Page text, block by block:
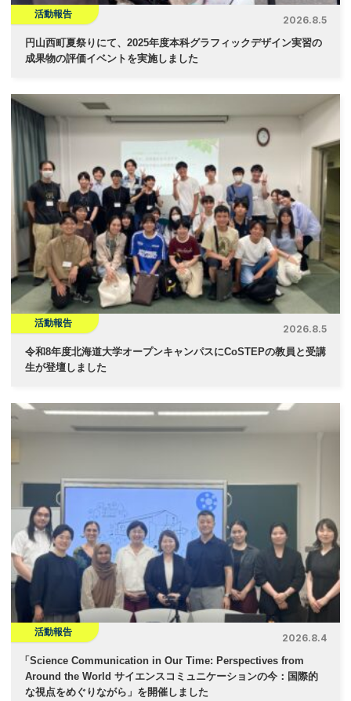
活動報告
2026.8.5
円山西町夏祭りにて、2025年度本科グラフィックデザイン実習の
成果物の評価イベントを実施しました
活動報告
2026.8.5
令和8年度北海道大学オープンキャンパスにCoSTEPの教員と受講
生が登壇しました
活動報告
2026.8.4
「 Science Communication in Our Time: Perspectives from
Around the World サイエンスコミュニケーションの今：国際的
な視点をめぐりながら」を開催しました